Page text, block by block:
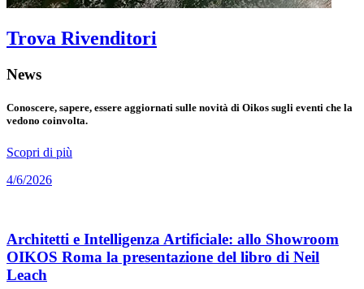
Trova Rivenditori
News
Conoscere, sapere, essere aggiornati sulle novità di Oikos sugli eventi che la
vedono coinvolta.
Scopri di più
4/6/2026
Architetti e Intelligenza Artificiale: allo Showroom
OIKOS Roma la presentazione del libro di Neil
Leach